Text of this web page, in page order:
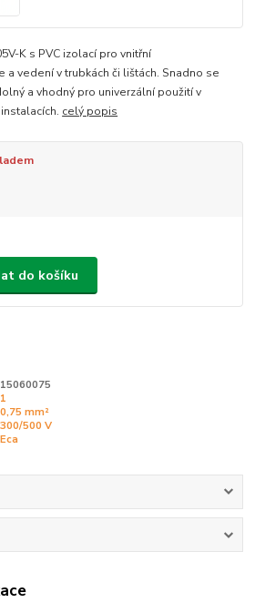
K s PVC izolací pro vnitřní
vedení v trubkách či lištách. Snadno se
a vhodný pro univerzální použití v
celý popis
do košíku
15060075
1
0,75 mm²
300/500 V
Eca